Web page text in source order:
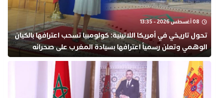
08 أغسطس 2026 - 13:35
تحول تاريخي في أمريكا اللاتينية: كولومبيا تسحب اعترافها بالكيان
الوهمي وتعلن رسمياً اعترافها بسيادة المغرب على صحرائه